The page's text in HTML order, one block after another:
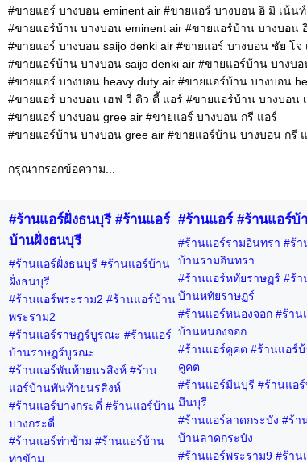
#ขายแอร์ บางบอน eminent air #ขายแอร์ บางบอน อิ มิ เน้น
#ขายแอร์บ้าน บางบอน eminent air #ขายแอร์บ้าน บางบอน
#ขายแอร์ บางบอน saijo denki air #ขายแอร์ บางบอน ชัย โจ
#ขายแอร์บ้าน บางบอน saijo denki air #ขายแอร์บ้าน บางบ
#ขายแอร์ บางบอน heavy duty air #ขายแอร์บ้าน บางบอน
#ขายแอร์ บางบอน เฮฟ วี่ ดิว ตี้ แอร์ #ขายแอร์บ้าน บางบอน
#ขายแอร์ บางบอน gree air #ขายแอร์ บางบอน กรี แอร์
#ขายแอร์บ้าน บางบอน gree air #ขายแอร์บ้าน บางบอน กรี
กรุณากรอกข้อความ...
#ร้านแอร์ฝั่งธนบุรี #ร้านแอร์
บ้านฝั่งธนบุรี
#ร้านแอร์ฝั่งธนบุรี #ร้านแอร์บ้าน
ฝั่งธนบุรี
#ร้านแอร์พระราม2 #ร้านแอร์บ้าน
พระราม2
#ร้านแอร์ราษฎร์บูรณะ #ร้านแอร์
บ้านราษฎร์บูรณะ
#ร้านแอร์พันท้ายนรสิงห์ #ร้าน
แอร์บ้านพันท้ายนรสิงห์
#ร้านแอร์บางกระดี่ #ร้านแอร์บ้าน
บางกระดี่
#ร้านแอร์ท่าข้าม #ร้านแอร์บ้าน
ท่าข้าม
#ร้านแอร์ #ร้านแอร์บ้
#ร้านแอร์รามอินทรา #ร้า
บ้านรามอินทรา
#ร้านแอร์หทัยราษฏร์ #ร้า
บ้านหทัยราษฏร์
#ร้านแอร์หนองจอก #ร้าน
บ้านหนองจอก
#ร้านแอร์คูคต #ร้านแอร์
คูคต
#ร้านแอร์มีนบุรี #ร้านแอ
มีนบุรี
#ร้านแอร์ลาดกระบัง #ร้า
บ้านลาดกระบัง
#ร้านแอร์พระราม9 #ร้าน